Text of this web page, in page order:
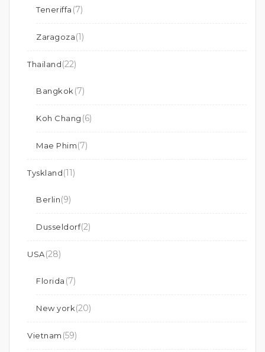
Teneriffa (7)
Zaragoza(1)
Thailand(22)
Bangkok (7)
Koh Chang (6)
Mae Phim(7)
Tyskland(11)
Berlin(9)
Dusseldorf(2)
USA(28)
Florida (7)
New york(20)
Vietnam (59)